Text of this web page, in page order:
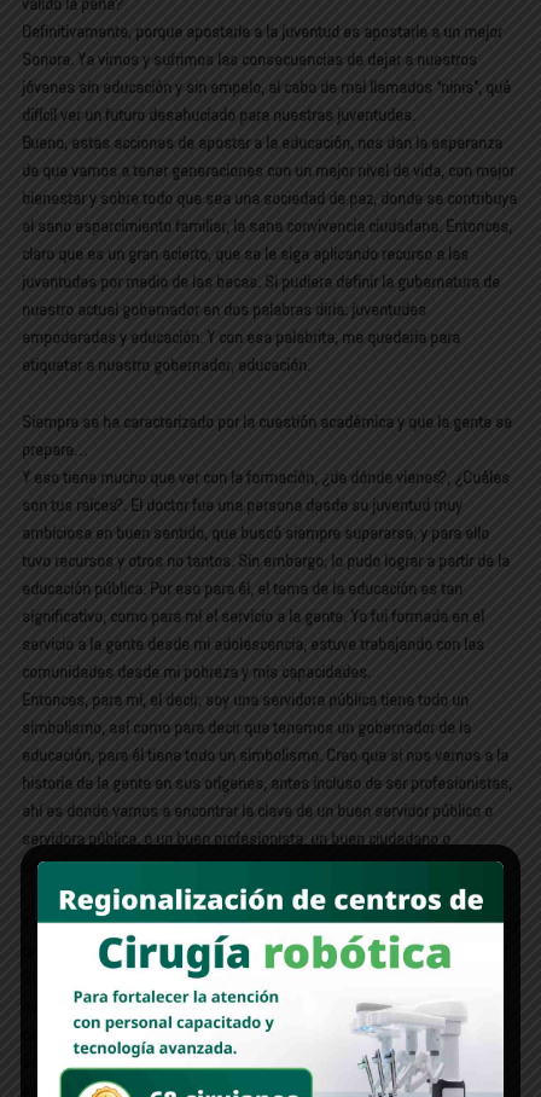
Definitivamente, porque apostarle a la juventud es apostarle a un mejor
Sonora. Ya vimos y sufrimos las consecuencias de dejar a nuestros
jóvenes sin educación y sin empelo, al cabo de mal llamados “ninis”, qué
difícil ver un futuro desahuciado para nuestras juventudes.
Bueno, estas acciones de apostar a la educación, nos dan la esperanza
de que vamos a tener generaciones con un mejor nivel de vida, con mejor
bienestar y sobre todo que sea una sociedad de paz, donde se contribuya
al sano esparcimiento familiar, la sana convivencia ciudadana. Entonces,
claro que es un gran acierto, que se le siga aplicando recurso a las
juventudes por medio de las becas. Si pudiera definir la gubernatura de
nuestro actual gobernador en dos palabras diría: juventudes
empoderadas y educación. Y con esa palabrita, me quedaría para
etiquetar a nuestro gobernador, educación.
Siempre se ha caracterizado por la cuestión académica y que la gente se
prepare…
Y eso tiene mucho que ver con la formación, ¿de dónde vienes?, ¿Cuáles
son tus raíces?. El doctor fue una persona desde su juventud muy
ambiciosa en buen sentido, que buscó siempre superarse, y para ello
tuvo recursos y otros no tantos. Sin embargo, lo pudo lograr a partir de la
educación pública. Por eso para él, el tema de la educación es tan
significativo, como para mí el servicio a la gente. Yo fui formada en el
servicio a la gente desde mi adolescencia, estuve trabajando con las
comunidades desde mi pobreza y mis capacidades.
Entonces, para mí, el decir, soy una servidora pública tiene todo un
simbolismo, así como para decir que tenemos un gobernador de la
educación, para él tiene todo un simbolismo. Creo que si nos vamos a la
historia de la gente en sus orígenes, antes incluso de ser profesionistas,
ahí es donde vamos a encontrar la clave de un buen servidor público o
servidora pública, o un buen profesionista, un buen ciudadano o
ciudadana.
Y para una mujer como usted formada en el servicio a la gente desde muy
temprana edad, ¿qué simboliza tener a la primera presidenta de México?
Simboliza un gran logro para las mujeres. El tema de que las mujeres
necesitamos visibilizar cada paso que damos, tiene que ver tristemente
con la cultura, en donde nos han metido en roles de su visión, de allá
escondida, detrás de la puerta de tu casa, y que si sales de tu casa, ya
eres etiquetada. Entonces, el tener a una presidenta que no solamente